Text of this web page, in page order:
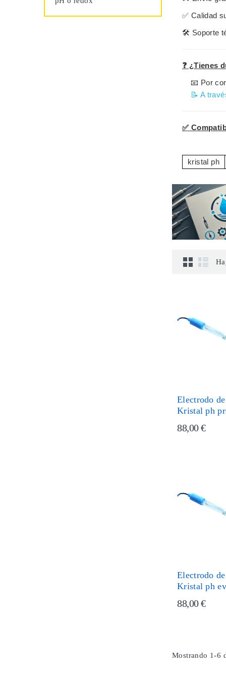
✅ Calidad
🛠️ Soporte
❓ ¿Tienes
📧 Por
📝 A
✅
kristal ph
Electrodo
Kristal ph
88,00 €
Electrodo
Kristal ph
88,00 €
Mostrando 1-6